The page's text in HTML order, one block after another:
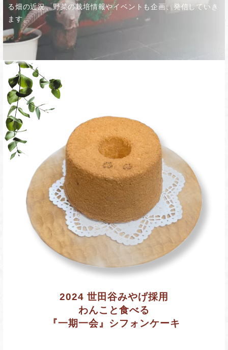
る畑の近況、野菜の栽培情報やイベントも企画、発信していき
ます。
2024 世田谷みやげ採用
わんこと食べる
『一期一会』シフォンケーキ